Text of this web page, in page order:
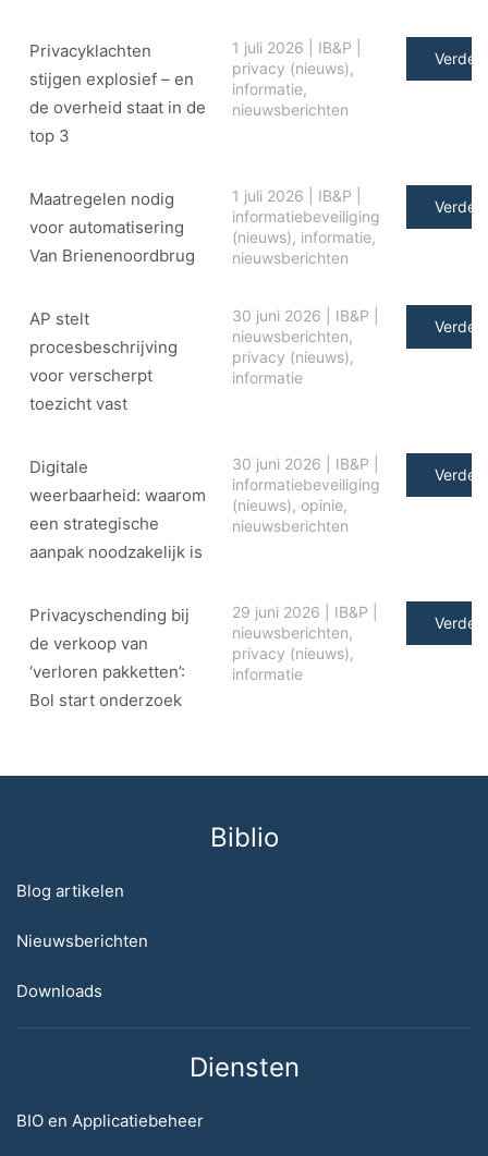
Privacyklachten
stijgen explosief – en
de overheid staat in de
top 3
1 juli 2026 IB&P
privacy (nieuws),
informatie,
nieuwsberichten
Verder
Maatregelen nodig
voor automatisering
Van Brienenoordbrug
1 juli 2026 IB&P
informatiebeveiliging
(nieuws), informatie,
nieuwsberichten
Verder
AP stelt
procesbeschrijving
voor verscherpt
toezicht vast
30 juni 2026 IB&P
nieuwsberichten,
privacy (nieuws),
informatie
Verder
Digitale
weerbaarheid: waarom
een strategische
aanpak noodzakelijk is
30 juni 2026 IB&P
informatiebeveiliging
(nieuws), opinie,
nieuwsberichten
Verder
Privacyschending bij
de verkoop van
‘verloren pakketten’:
Bol start onderzoek
29 juni 2026 IB&P
nieuwsberichten,
privacy (nieuws),
informatie
Verder
Biblio
Blog artikelen
Nieuwsberichten
Downloads
Diensten
BIO en Applicatiebeheer